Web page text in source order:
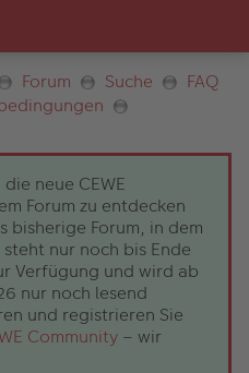
Forum Suche
FAQ
neue CEWE
Forum zu entdecken
bisherige Forum, in dem
nur noch bis Ende
Verfügung und wird ab
nur noch lesend
und registrieren Sie
Community – wir